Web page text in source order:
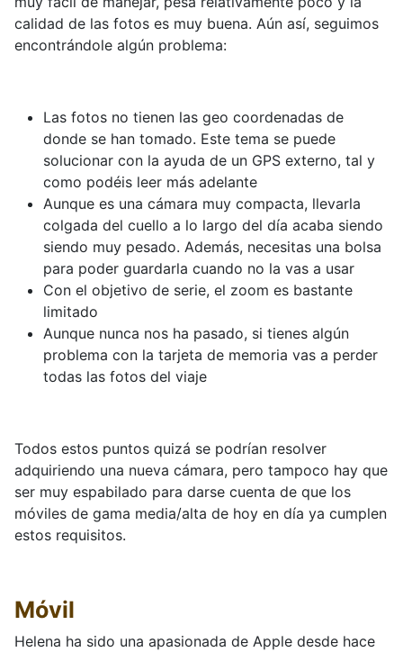
calidad de las fotos es muy buena. Aún así, seguimos
encontrándole algún problema:
Las fotos no tienen las geo coordenadas de
donde se han tomado. Este tema se puede
solucionar con la ayuda de un GPS externo, tal y
como podéis leer más adelante
Aunque es una cámara muy compacta, llevarla
colgada del cuello a lo largo del día acaba siendo
siendo muy pesado. Además, necesitas una bolsa
para poder guardarla cuando no la vas a usar
Con el objetivo de serie, el zoom es bastante
limitado
Aunque nunca nos ha pasado, si tienes algún
problema con la tarjeta de memoria vas a perder
todas las fotos del viaje
Todos estos puntos quizá se podrían resolver
adquiriendo una nueva cámara, pero tampoco hay que
ser muy espabilado para darse cuenta de que los
móviles de gama media/alta de hoy en día ya cumplen
estos requisitos.
Móvil
Helena ha sido una apasionada de Apple desde hace